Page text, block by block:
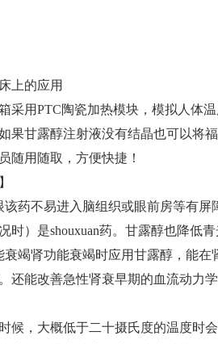
上的应用
采用PTC陶瓷加热模块，模拟人体
果甘露醇注射液没有结晶也可以将
随用随取，方便快捷！
该药不易进入脑组织或眼前房等有
时）是shouxuan药。甘露醇也降低
衰竭肾功能衰竭时应用甘露醇，能
还能改善急性肾衰早期的血流动力
候，大概低于二十摄氏度的温度时